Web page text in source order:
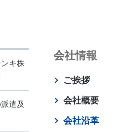
キ株
遣及
会社情報
ご挨拶
会社概要
会社沿革